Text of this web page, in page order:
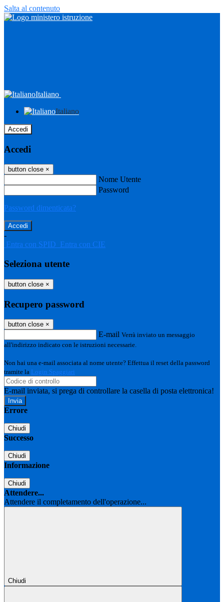
Salta al contenuto
Italiano
Italiano
Accedi
Accedi
button close ×
Nome Utente
Password
Password dimenticata?
-
Entra con SPID Entra con CIE
Seleziona utente
button close ×
Recupero password
button close ×
E-mail Verrà inviato un messaggio
all'indirizzo indicato con le istruzioni necessarie.
Non hai una e-mail associata al nome utente? Effettua il reset della password
tramite la Login Spaggiari
E-mail inviata, si prega di controllare la casella di posta elettronica!
Errore
Chiudi
Successo
Chiudi
Informazione
Chiudi
Attendere...
Attendere il completamento dell'operazione...
Chiudi